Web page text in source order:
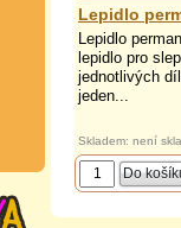
Lepidlo
Lepidlo
lepidlo pro
jednotlivých
jeden...
Skladem: není